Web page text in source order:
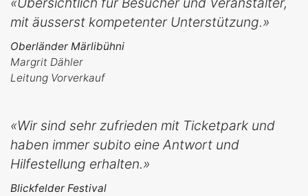
mit äusserst kompetenter Unterstützung.»
Oberländer Märlibühni
Margrit Dähler
Leitung Vorverkauf
«Wir sind sehr zufrieden mit Ticketpark und
haben immer subito eine Antwort und
Hilfestellung erhalten.»
Blickfelder Festival